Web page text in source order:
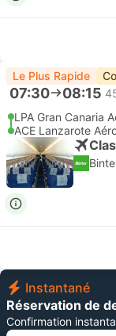
Le Plus Rapide
07:30 08:15
LPA Gran Canaria
ACE Lanzarote
Instantané
Réservation de
Confirmation